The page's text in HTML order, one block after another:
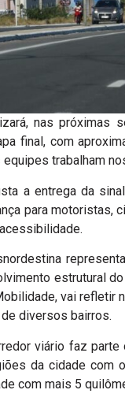
nas próximas
final, com
equipes trabalham
a entrega da
para motoristas,
estrutural
vai refletir
diversos bairros.
viário faz
da cidade com
com mais 5